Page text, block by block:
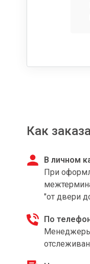
Как
В личном
При
"от двери
По
Менеджеры